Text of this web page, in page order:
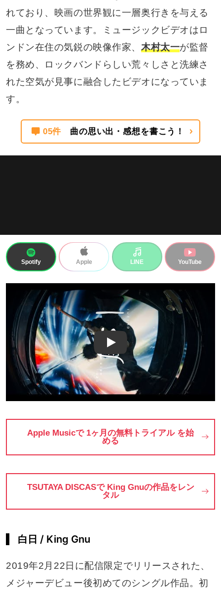
れており、映画の世界観に一層奥行きを与える
一曲となっています。ミュージックビデオはロ
ンドン在住の気鋭の映像作家、 木村太一が監督
を務め、ロックバンドらしい荒々しさと洗練さ
れた空気が見事に融合したビデオになっていま
す。
05件 曲の思い出・感想を書こう！
Spotify Apple LINE YouTube
Apple Musicで 1ヶ月の無料トライアル を始
める
TSUTAYA DISCASで King Gnuの作品をレン
タル
白日 / King Gnu
2019年2月22日に配信限定でリリースされた、
メジャーデビュー後初めてのシングル作品。初